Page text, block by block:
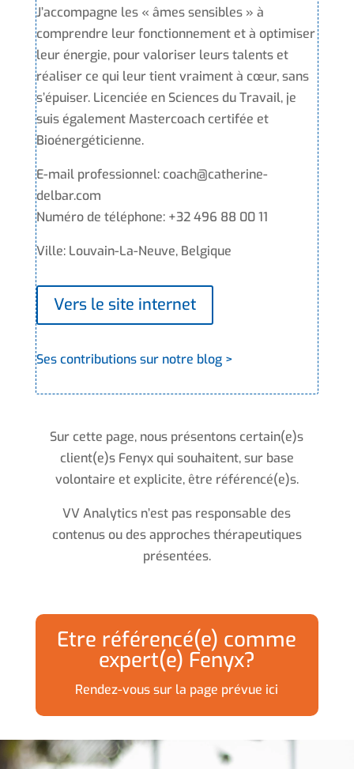
J’accompagne les « âmes sensibles » à
comprendre leur fonctionnement et à optimiser
leur énergie, pour valoriser leurs talents et
réaliser ce qui leur tient vraiment à cœur, sans
s’épuiser. Licenciée en Sciences du Travail, je
suis également Mastercoach certifée et
Bioénergéticienne.
E-mail professionnel: coach@catherine-
delbar.com
Numéro de téléphone: +32 496 88 00 11
Ville: Louvain-La-Neuve, Belgique
Vers le site internet
Ses contributions sur notre blog >
Sur cette page, nous présentons certain(e)s
client(e)s Fenyx qui souhaitent, sur base
volontaire et explicite, être référencé(e)s.
VV Analytics n’est pas responsable des
contenus ou des approches thérapeutiques
présentées.
Etre référencé(e) comme
expert(e) Fenyx?
Rendez-vous sur la page prévue ici